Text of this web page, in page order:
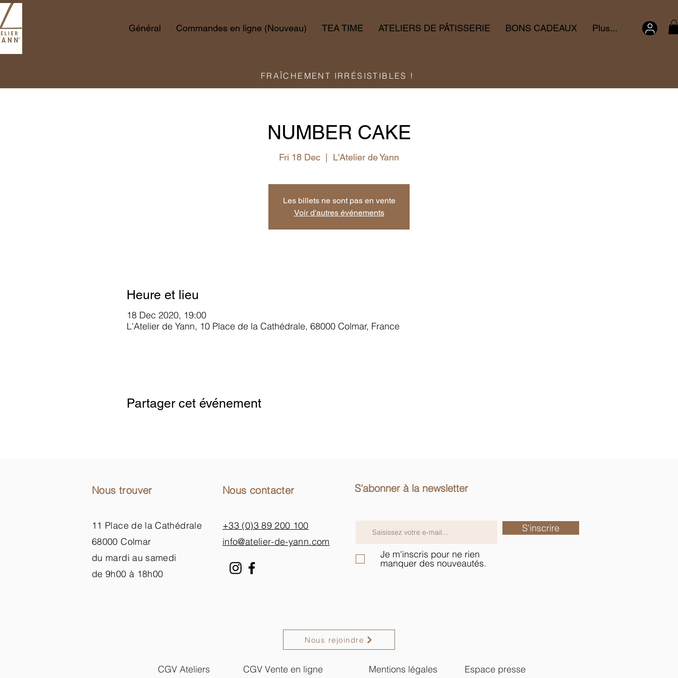
Général Commandes en ligne (Nouveau) TEA TIME ATELIERS DE PÂTISSERIE BONS CADEAUX Plus...
FRAÎCHEMENT IRRÉSISTIBLES !
NUMBER CAKE
Fri 18 Dec L'Atelier de Yann
Les billets ne sont pas en vente
Voir d'autres événements
Heure et lieu
18 Dec 2020, 19:00
L'Atelier de Yann, 10 Place de la Cathédrale, 68000 Colmar, France
Partager cet événement
Nous trouver
11 Place de la Cathédrale
68000 Colmar
du mardi au samedi
de 9h00 à 18h00
Nous contacter
+33 (0)3 89 200 100​
info@atelier-de-yann.com
S'abonner à la newsletter
S'inscrire
Je m'inscris pour ne rien
manquer des nouveautés.
Nous rejoindre
CGV Ateliers CGV Vente en ligne Mentions légales Espace presse